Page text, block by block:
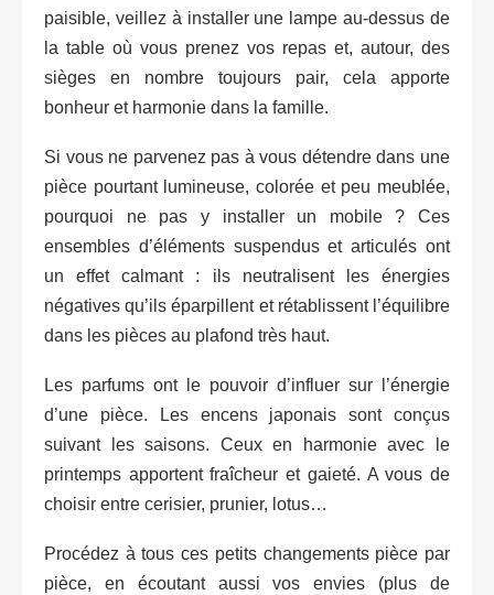
paisible, veillez à installer une lampe au-dessus de
la table où vous prenez vos repas et, autour, des
sièges en nombre toujours pair, cela apporte
bonheur et harmonie dans la famille.
Si vous ne parvenez pas à vous détendre dans une
pièce pourtant lumineuse, colorée et peu meublée,
pourquoi ne pas y installer un mobile ? Ces
ensembles d’éléments suspendus et articulés ont
un effet calmant : ils neutralisent les énergies
négatives qu’ils éparpillent et rétablissent l’équilibre
dans les pièces au plafond très haut.
Les parfums ont le pouvoir d’influer sur l’énergie
d’une pièce. Les encens japonais sont conçus
suivant les saisons. Ceux en harmonie avec le
printemps apportent fraîcheur et gaieté. A vous de
choisir entre cerisier, prunier, lotus…
Procédez à tous ces petits changements pièce par
pièce, en écoutant aussi vos envies (plus de